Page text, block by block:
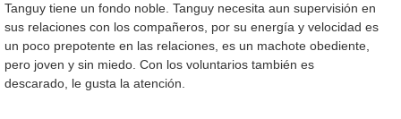
Tanguy tiene un fondo noble. Tanguy necesita aun supervisión en
sus relaciones con los compañeros, por su energía y velocidad es
un poco prepotente en las relaciones, es un machote obediente,
pero joven y sin miedo. Con los voluntarios también es
descarado, le gusta la atención.